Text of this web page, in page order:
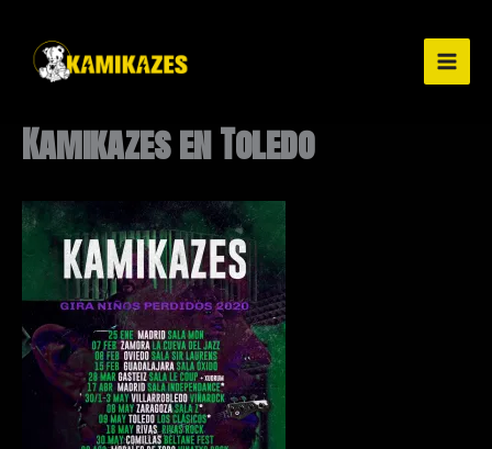
contenido
Kamikazes en Toledo